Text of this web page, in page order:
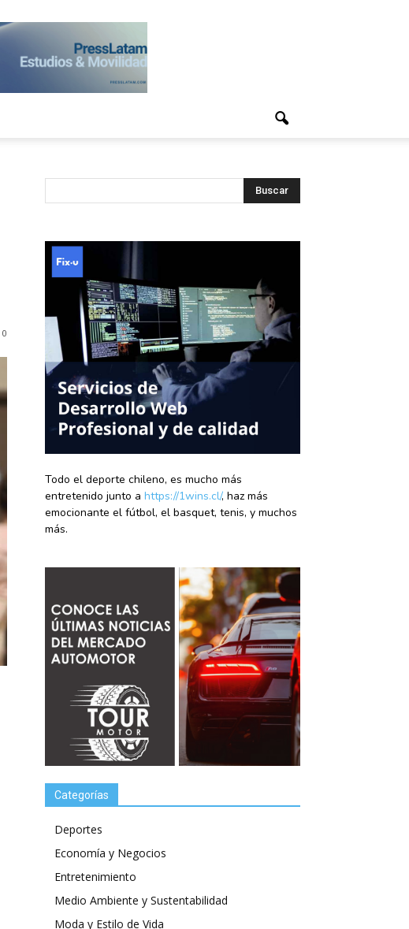
0
Todo el deporte chileno, es mucho más
entretenido junto a https://1wins.cl/, haz más
emocionante el fútbol, el basquet, tenis, y muchos
más.
Categorías
Deportes
Economía y Negocios
Entretenimiento
Medio Ambiente y Sustentabilidad
Moda y Estilo de Vida